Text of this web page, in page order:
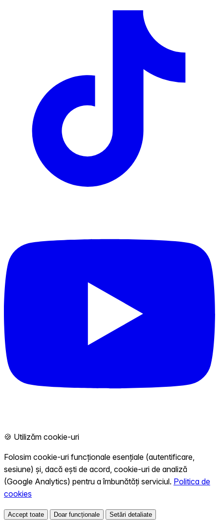
🍪 Utilizăm cookie-uri
Folosim cookie-uri funcționale esențiale (autentificare,
sesiune) și, dacă ești de acord, cookie-uri de analiză
(Google Analytics) pentru a îmbunătăți serviciul. Politica de
cookies
Accept toate Doar funcționale Setări detaliate